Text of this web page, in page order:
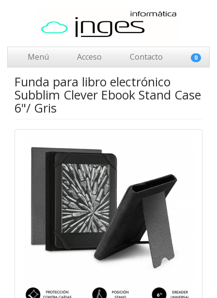
Menú Acceso Contacto 0
Funda para libro electrónico
Subblim Clever Ebook Stand Case
6"/ Gris